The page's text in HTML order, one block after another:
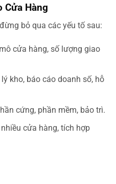
Cửa Hàng
bỏ qua các yếu tố sau:
cửa hàng, số lượng giao
kho, báo cáo doanh số, hỗ
cứng, phần mềm, bảo trì.
cửa hàng, tích hợp